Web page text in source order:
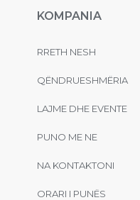
KOMPANIA
RRETH NESH
QËNDRUESHMËRIA
LAJME DHE EVENTE
PUNO ME NE
NA KONTAKTONI
ORARI I PUNËS